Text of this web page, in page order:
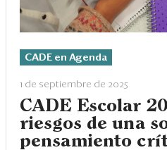
CADE en Agenda
1 de septiembre de 2025
CADE Escolar
riesgos de una
pensamiento